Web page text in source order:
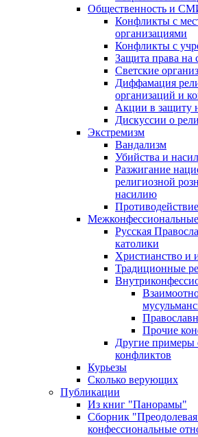
Общественность и
Конфликты с
организациями
Конфликты с
Защита права на
Светские
Диффамация
организаций и
Акции в защиту
Дискуссии о
Экстремизм
Вандализм
Убийства и
Разжигание
религиозной
насилию
Русская
католики
Христианство и
Традиционные
Прочие
Другие примеры
конфликтов
Курьезы
Сколько верующих
Публикации
Из книг "Панорамы"
Сборник "Преодолевая
конфессиональные